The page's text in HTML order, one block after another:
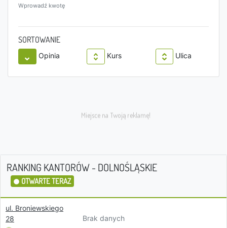
Wprowadź kwotę
SORTOWANIE
Opinia Kurs Ulica
RANKING KANTORÓW - DOLNOŚLĄSKIE
OTWARTE TERAZ
ul. Broniewskiego
28
Brak danych